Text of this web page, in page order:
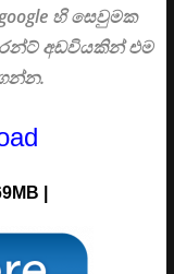
හි සෙවුමක
අඩවියකින් එම
|